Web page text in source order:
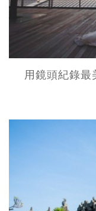
用鏡頭紀錄